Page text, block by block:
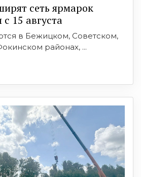
сеть ярмарок
15 августа
в Бежицком, Советском,
районах, ...